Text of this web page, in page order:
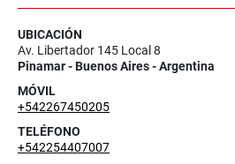
UBICACIÓN
Av. Libertador 145 Local 8
Pinamar - Buenos Aires - Argentina
MÓVIL
+542267450205
TELÉFONO
+542254407007